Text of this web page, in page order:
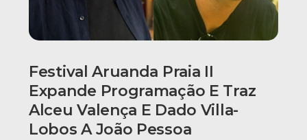
Festival Aruanda Praia II
Expande Programação E Traz
Alceu Valença E Dado Villa-
Lobos A João Pessoa